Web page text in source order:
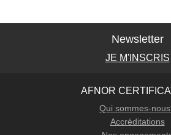
Newsletter
JE M'INSCRIS
AFNOR
Qui sommes-
Accréditations